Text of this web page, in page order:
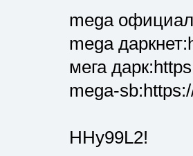
mega
mega
мега
mega-
HHy99L2!